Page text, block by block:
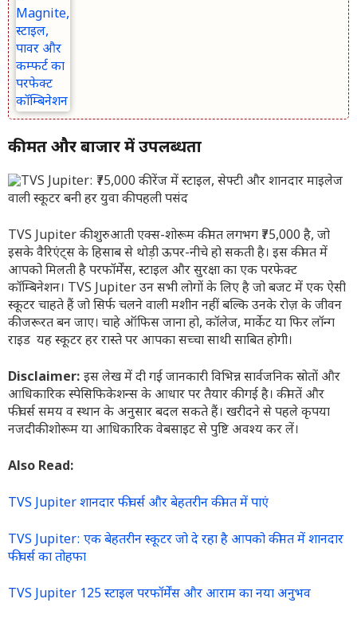
कीमत और बाजार में उपलब्धता
TVS Jupiter की शुरुआती एक्स-शोरूम कीमत लगभग ₹75,000 है, जो
इसके वैरिएंट्स के हिसाब से थोड़ी ऊपर-नीचे हो सकती है। इस कीमत में
आपको मिलती है परफॉर्मेंस, स्टाइल और सुरक्षा का एक परफेक्ट
कॉम्बिनेशन। TVS Jupiter उन सभी लोगों के लिए है जो बजट में एक ऐसी
स्कूटर चाहते हैं जो सिर्फ चलने वाली मशीन नहीं बल्कि उनके रोज़ के जीवन
की जरूरत बन जाए। चाहे ऑफिस जाना हो, कॉलेज, मार्केट या फिर लॉन्ग
राइड यह स्कूटर हर रास्ते पर आपका सच्चा साथी साबित होगी।
Disclaimer: इस लेख में दी गई जानकारी विभिन्न सार्वजनिक स्रोतों और
आधिकारिक स्पेसिफिकेशन्स के आधार पर तैयार की गई है। कीमतें और
फीचर्स समय व स्थान के अनुसार बदल सकते हैं। खरीदने से पहले कृपया
नजदीकी शोरूम या आधिकारिक वेबसाइट से पुष्टि अवश्य कर लें।
Also Read:
TVS Jupiter शानदार फीचर्स और बेहतरीन कीमत में पाएं
TVS Jupiter: एक बेहतरीन स्कूटर जो दे रहा है आपको कीमत में शानदार
फीचर्स का तोहफा
TVS Jupiter 125 स्टाइल परफॉर्मेंस और आराम का नया अनुभव